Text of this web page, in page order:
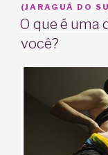
da
EM
(JARAGUÁ DO
O que é uma
você?